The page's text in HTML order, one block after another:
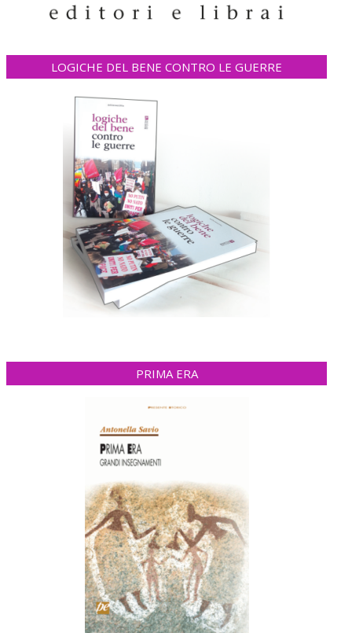
LOGICHE DEL BENE CONTRO LE GUERRE
PRIMA ERA